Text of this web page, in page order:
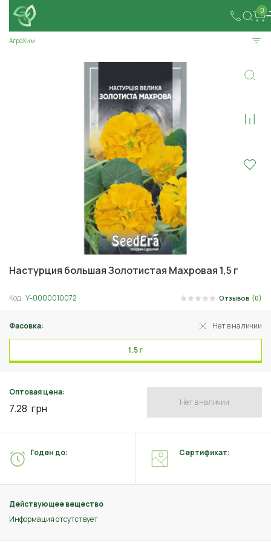
0
АгроХим
Настурция большая Золотистая Махровая 1,5 г
Код: У-0000010072 Отзывов (0)
Фасовка: Нет в наличии
1.5 г
Оптовая цена:
7.28 грн Нет в наличии
Действующее вещество
Информация отсутствует
Годен до: Сертификат: